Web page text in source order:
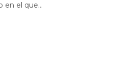
en el que...